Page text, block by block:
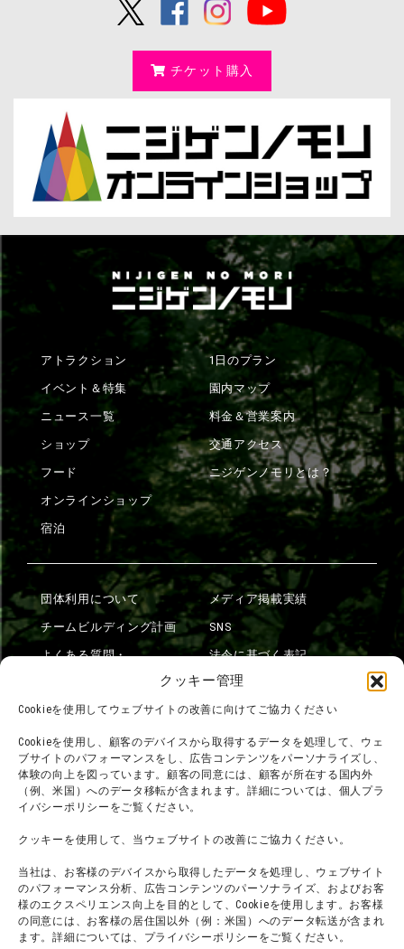
クッキー管理
Cookieを使用してウェブサイトの改善に向けてご協力ください
Cookieを使用し、顧客のデバイスから取得するデータを処理して、ウェ
ブサイトのパフォーマンスをし、広告コンテンツをパーソナライズし、
体験の向上を図っています。顧客の同意には、顧客が所在する国内外
（例、米国）へのデータ移転が含まれます。詳細については、個人プラ
イバシーポリシーをご覧ください。
クッキーを使用して、当ウェブサイトの改善にご協力ください。
当社は、お客様のデバイスから取得したデータを処理し、ウェブサイト
のパフォーマンス分析、広告コンテンツのパーソナライズ、およびお客
様のエクスペリエンス向上を目的として、Cookieを使用します。お客様
の同意には、お客様の居住国以外（例：米国）へのデータ転送が含まれ
ます。詳細については、プライバシーポリシーをご覧ください。
チケット購入
アトラクション
イベント＆特集
ニュース一覧
ショップ
フード
オンラインショップ
宿泊
1日のプラン
園内マップ
料金＆営業案内
交通アクセス
ニジゲンノモリとは？
団体利用について
チームビルディング計画
よくある質問・
利用規約
プレスリリース
メディア掲載実績
SNS
法令に基づく表記
会社概要
スタッフ募集